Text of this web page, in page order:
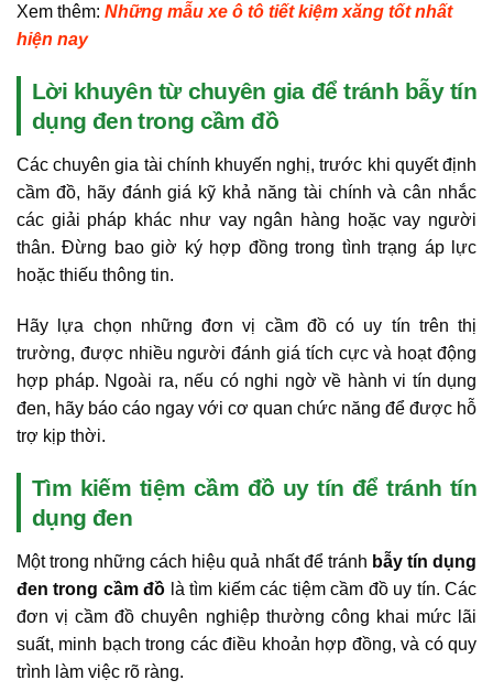
Xem thêm: Những mẫu xe ô tô tiết kiệm xăng tốt nhất
hiện nay
Lời khuyên từ chuyên gia để tránh bẫy tín
dụng đen trong cầm đồ
Các chuyên gia tài chính khuyến nghị, trước khi quyết định
cầm đồ, hãy đánh giá kỹ khả năng tài chính và cân nhắc
các giải pháp khác như vay ngân hàng hoặc vay người
thân. Đừng bao giờ ký hợp đồng trong tình trạng áp lực
hoặc thiếu thông tin.
Hãy lựa chọn những đơn vị cầm đồ có uy tín trên thị
trường, được nhiều người đánh giá tích cực và hoạt động
hợp pháp. Ngoài ra, nếu có nghi ngờ về hành vi tín dụng
đen, hãy báo cáo ngay với cơ quan chức năng để được hỗ
trợ kịp thời.
Tìm kiếm tiệm cầm đồ uy tín để tránh tín
dụng đen
Một trong những cách hiệu quả nhất để tránh bẫy tín dụng
đen trong cầm đồ là tìm kiếm các tiệm cầm đồ uy tín. Các
đơn vị cầm đồ chuyên nghiệp thường công khai mức lãi
suất, minh bạch trong các điều khoản hợp đồng, và có quy
trình làm việc rõ ràng.